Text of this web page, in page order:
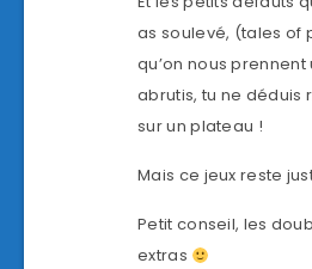
as soulevé, (tales of
qu’on nous
abrutis, tu ne déduis
sur un plateau !
Mais ce jeux reste
Petit conseil, les
extras